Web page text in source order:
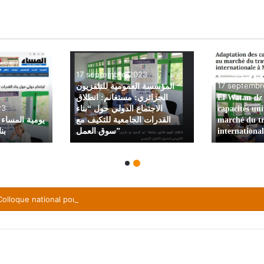
7 décembre 2023
JOURNÉES
D’INFORMATION : Online
info session: Erasmus+
programme
22
JOURNÉES
info session:
programme
Building in
CBHE –
national pour débattre la problématique de l’emploi